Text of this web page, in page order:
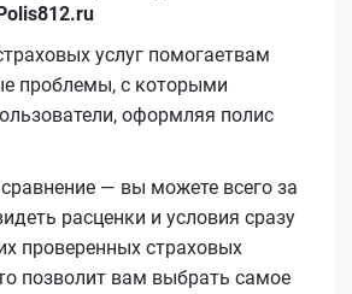
услуг помогаетвам
проблемы, с которыми
оформляя полис
— вы можете всего за
расценки и условия сразу
проверенных страховых
позволит вам выбрать самое